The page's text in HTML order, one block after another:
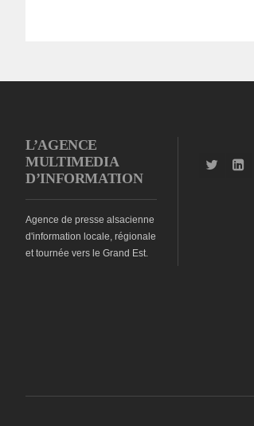
L’AGENCE
MULTIMEDIA
D’INFORMATION
Agence de presse alsacienne
d'information locale, régionale
et tournée vers le Grand Est.